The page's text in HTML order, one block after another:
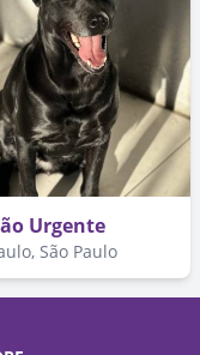
Urgente
São Paulo